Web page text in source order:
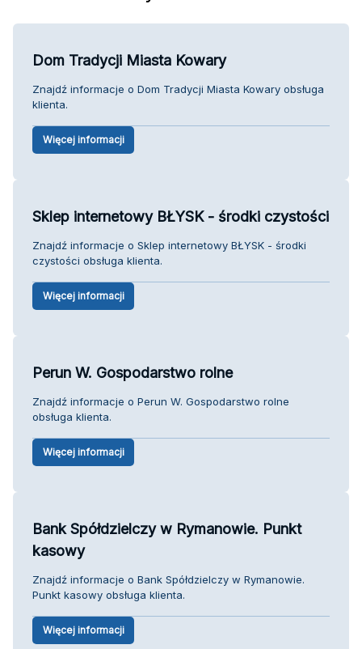
Dom Tradycji Miasta Kowary
Znajdź informacje o Dom Tradycji Miasta Kowary obsługa
klienta.
Więcej informacji
Sklep internetowy BŁYSK - środki czystości
Znajdź informacje o Sklep internetowy BŁYSK - środki
czystości obsługa klienta.
Więcej informacji
Perun W. Gospodarstwo rolne
Znajdź informacje o Perun W. Gospodarstwo rolne
obsługa klienta.
Więcej informacji
Bank Spółdzielczy w Rymanowie. Punkt
kasowy
Znajdź informacje o Bank Spółdzielczy w Rymanowie.
Punkt kasowy obsługa klienta.
Więcej informacji